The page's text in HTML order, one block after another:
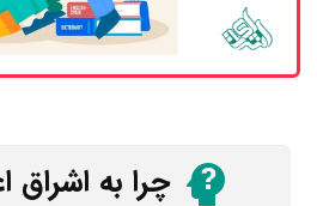
چرا به اشراق